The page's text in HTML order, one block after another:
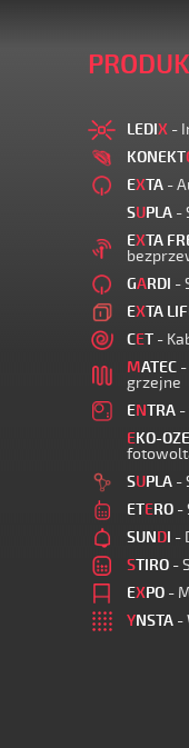
LEDIX -
KONEKT
EXTA -
SUPLA -
EXTA
GARDI -
EXTA
CET -
MATEC
grzejne
ENTRA -
EKO-
SUPLA -
ETERO -
SUNDI -
STIRO -
EXPO -
YNSTA -